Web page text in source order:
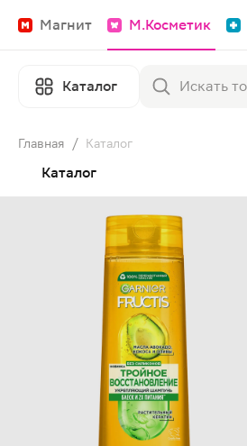
Магнит М.Косметик
Каталог
Главная / Каталог
Каталог